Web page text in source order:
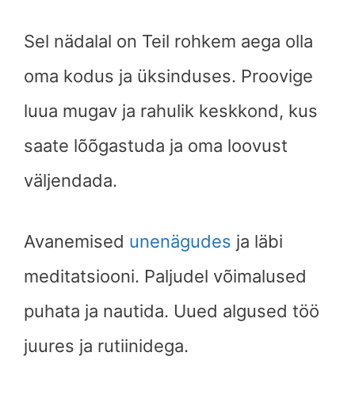
Sel nädalal on Teil rohkem aega olla
oma kodus ja üksinduses. Proovige
luua mugav ja rahulik keskkond, kus
saate lõõgastuda ja oma loovust
väljendada.
Avanemised unenägudes ja läbi
meditatsiooni. Paljudel võimalused
puhata ja nautida. Uued algused töö
juures ja rutiinidega.